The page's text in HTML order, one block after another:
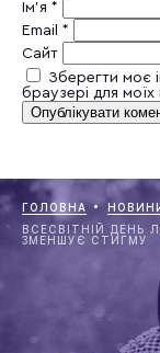
Ім'я *
Email *
Сайт
Зберегти моє
браузері для
ГОЛОВНА
ВСЕСВІТНІЙ ДЕНЬ
ЗМЕНШУЄ СТИГМУ